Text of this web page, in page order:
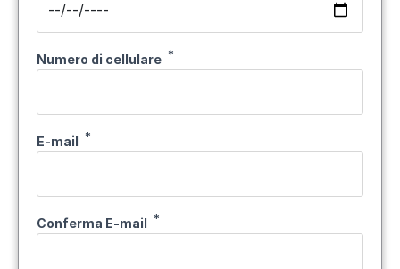
Numero di cellulare
E-mail
E-mail
Conferma E-mail